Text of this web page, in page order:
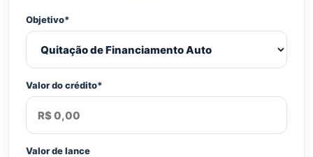
Objetivo*
Valor do crédito*
Valor de lance